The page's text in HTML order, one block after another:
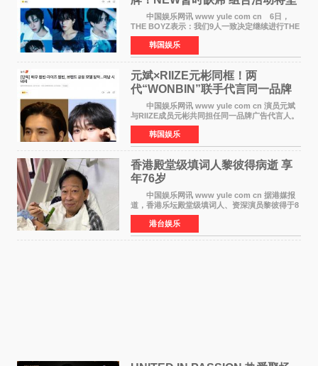
定不移继续
中国娱乐网讯 www yule com cn 6日，
THE BOYZ表示：我们9人一致决定继续进行THE
BOYZ组合活动，并且已经完成了组合团体活动
签约。目前正在新生厂牌下进行活动准备。尚未
离开THE BOYZ原所
韩国娱乐
元斌×RIIZE元彬同框！两
代“WONBIN”联手代言同一品牌
颜值天花板合体
中国娱乐网讯 www yule com cn 演员元斌
与RIIZE成员元彬共同担任同一品牌广告代言人。
6日据独家报道，继演员元斌之后，RIIZE元彬最
近也被选为某在线中介平台A公司的共同广告代言
人，两人将作
韩国娱乐
香港殿堂级填词人黎彼得病逝 享
年76岁​
中国娱乐网讯 www yule com cn 据港媒报
道，香港乐坛殿堂级填词人、资深演员黎彼得于8
月5日上午因病离世，终年76岁。好友钟志光透
露，黎彼得今年3月中风后便卧床休养，身体机能
持续衰退，最
港台娱乐